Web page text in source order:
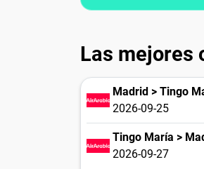
Las mejores
Madrid > Tingo
2026-09-25
Tingo María >
2026-09-27